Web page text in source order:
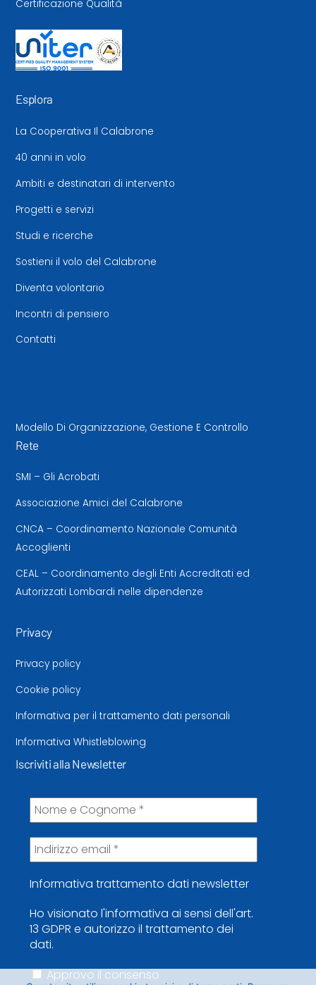
Certificazione Qualità
Esplora
La Cooperativa Il Calabrone
40 anni in volo
Ambiti e destinatari di intervento
Progetti e servizi
Studi e ricerche
Sostieni il volo del Calabrone
Diventa volontario
Incontri di pensiero
Contatti
Modello Di Organizzazione, Gestione E Controllo
Rete
SMI – Gli Acrobati
Associazione Amici del Calabrone
CNCA – Coordinamento Nazionale Comunità
Accoglienti
CEAL – Coordinamento degli Enti Accreditati ed
Autorizzati Lombardi nelle dipendenze
Privacy
Privacy policy
Cookie policy
Informativa per il trattamento dati personali
Informativa Whistleblowing
Iscriviti alla Newsletter
Informativa trattamento dati newsletter
Ho visionato l'informativa ai sensi dell'art.
13 GDPR e autorizzo il trattamento dei
dati.
Approvo il consenso